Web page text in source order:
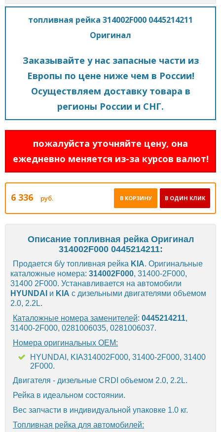
топливная рейка 314002F000 0445214211
Оригинал
Заказывайте у нас запасные части из
Европы по цене ниже чем в России!
Осуществляем доставку товара в
регионы России и СНГ.
пожалуйста уточняйте цену, она
ежедневно меняется из-за курсов валют!
6 336 руб. В ОДИН КЛИК
В КОРЗИНУ
Описание топливная рейка Оригинал
314002F000 0445214211:
Продается б/у топливная рейка KIA. Оригинальные
каталожные номера: 314002F000, 31400-2F000,
31400 2F000. Устанавливается на автомобили
HYUNDAI и KIA с дизельными двигателями объемом
2.0, 2.2L.
Каталожные номера заменителей: 0445214211,
31400-2F000, 0281006035, 0281006037.
Номера оригинальных OEM:
HYUNDAI, KIA314002F000, 31400-2F000, 31400
2F000.
Двигателя - дизельные CRDI объемом 2.0, 2.2L.
Рейка в идеальном состоянии.
Вес запчасти в индивидуальной упаковке 1.0 кг.
Топливная рейка для автомобилей: